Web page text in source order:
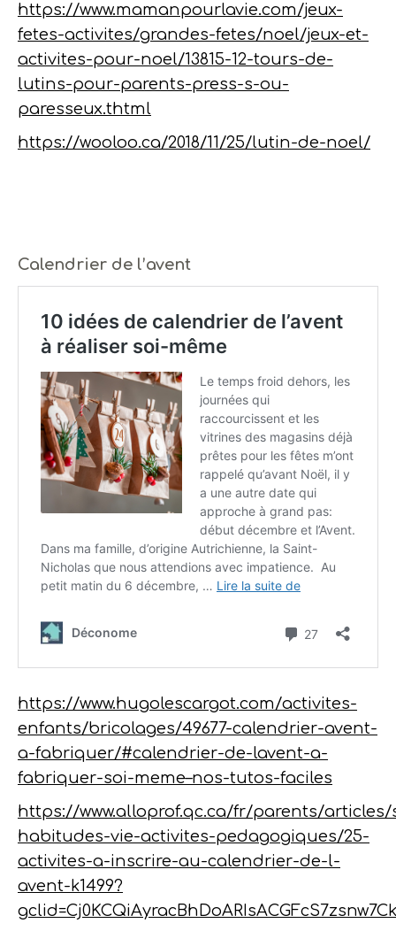
https://www.mamanpourlavie.com/jeux-
fetes-activites/grandes-fetes/noel/jeux-et-
activites-pour-noel/13815-12-tours-de-
lutins-pour-parents-press-s-ou-
paresseux.thtml
https://wooloo.ca/2018/11/25/lutin-de-noel/
Calendrier de l’avent
https://www.hugolescargot.com/activites-
enfants/bricolages/49677-calendrier-avent-
a-fabriquer/#calendrier-de-lavent-a-
fabriquer-soi-meme–nos-tutos-faciles
https://www.alloprof.qc.ca/fr/parents/articles/
habitudes-vie-activites-pedagogiques/25-
activites-a-inscrire-au-calendrier-de-l-
avent-k1499?